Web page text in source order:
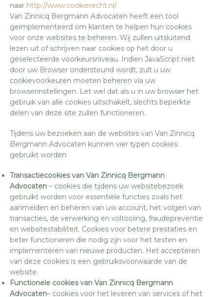
naar http://www.cookierecht.nl/
Van Zinnicq Bergmann Advocaten heeft een tool
geïmplementeerd om klanten te helpen hun cookies
voor onze websites te beheren. Wij zullen uitsluitend
lezen uit of schrijven naar cookies op het door u
geselecteerde voorkeursniveau. Indien JavaScript niet
door uw Browser ondersteund wordt, zult u uw
cookievoorkeuren moeten beheren via uw
browserinstellingen. Let wel dat als u in uw browser het
gebruik van alle cookies uitschakelt, slechts beperkte
delen van deze site zullen functioneren.
Tijdens uw bezoeken aan de websites van Van Zinnicq
Bergmann Advocaten kunnen vier typen cookies
gebruikt worden
Transactiecookies van Van Zinnicq Bergmann
Advocaten – cookies die tijdens uw websitebezoek
gebruikt worden voor essentiële functies zoals het
aanmelden en beheren van uw account, het volgen van
transacties, de verwerking en voltooiing, fraudepreventie
en websitestabiliteit. Cookies voor betere prestaties en
beter functioneren die nodig zijn voor het testen en
implementeren van nieuwe producten. Het accepteren
van deze cookies is een gebruiksvoorwaarde van de
website.
Functionele cookies van Van Zinnicq Bergmann
Advocaten– cookies voor het leveren van services of het